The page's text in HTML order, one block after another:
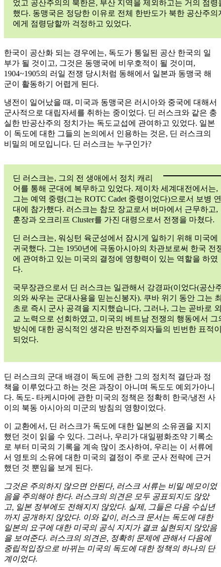
었고 공산주의의 북한은, 부산 지역을 제외하고는 거의 점령
했다. 동맹국은 정당한 이유로 전체 한반도가 북한 공산주의
에게 점령당할까 걱정하고 있었다.
한국이 공산화 되는 경우에는, 독도가 통일된 공산 한국의 일
부가 될 것이고, 그것은 동맹국에 비우호적이 될 것이며,
1904~1905의 러일 전쟁 당시처럼 동해에서 일본과 동맹국 해
군이 활동하기 어렵게 된다.
냉전이 일어났을 때, 미국과 동맹국은 러시아와 중국에 대해서
군사적으로 대립자세를 취하는 중이었다. 딘 러스크와 같은 충
실한 반공산주의 정치가는 독도교섭에 관여하고 있었다. 일본
이 독도에 대한 그들의 논의에서 인용하는 것은, 딘 러스크의
비밀의 메모입니다. 딘 러스크는 누구인가?
딘 러스크는, 그의 전 생애에서 정치 캐리
어를 통해 군대에 복무하고 있었다. 제이차 세계대전에서는,
그는 예역 중령(그는 ROTC Cadet 중령이었다)으로서 보병 연
대에 참가했다. 러스크는 참모 장교로서 버마에서 근무하고,
훈장과 오크리프 Cluster를 가진 대령으로서 전쟁을 마쳤다.
딘 러스크는, 워싱턴 육군성에서 잠시게 일하기 위해 미국에
귀국했다. 그는 1950년에 극동아시아의 차관보로써 한국 전
에 관여하고 있는 미국의 결정에 영향력이 있는 역할을 하였
다.
국무장관으로서 딘 러스크는 일관해서 강경파(이었다(공산
의와 싸우는 군대사용을 믿는신봉자). 쿠바 위기 동안 그는
초로 즉시 군사 공격을 지지했습니다, 그러나, 그는 곧바로
교 노력으로 선회하였고, 미국의 베트남 전쟁의 행동에서 그
방식에 대한 공식적인 생각은 반전주의자들의 빈번한 표적
되었다.
딘 러스크의 군대 배경이 독도에 관한 그의 정치적 결단과 정
책을 이루었다고 하는 것은 과장이 아니며 독도도 예외가아니
다. 독도- 타케시마에 관한 미국의 정책은 정확히 한국/냉전 사
이의 북동 아시아의 미군의 방침의 영향이었다.
이 교환에서, 딘 러스크가 독도에 대한 일본의 소유권을 지지
했던 것이 읽을 수 있다. 그러나, 우리가 대일평화조약 기록소
로 부터 미국의 기록을 계속 많이 조사하여, 우리는 이 서류에
서 영토의 소유에 대한 미국의 결정이 주로 군사 전략에 근거
했던 것 뿐임을 보게 된다.
그것은 주의하지 않으면 안된다, 러스크 서류는 비밀 메모이었
음을 주의해야 한다. 러스크의 의견은 모두 공표되지도 않았
고, 일본 정부에도 전해지지 않았다. 실제, 그들은 다음 수십년
까지 공개하지 않았다. 이와 같이, 러스크 문서는 독도에 대한
일본의 요구에 대한 미국의 공식 지지가 결코 실현되지 않았음
을 보여준다. 러스크의 의견은, 정확히 문제에 관해서 다음에
중립적입장으로 바뀌는 미국의 독도에 대한 정책의 하나의 단
계이었다.